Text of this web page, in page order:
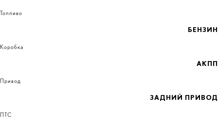
Топливо
БЕНЗИН
Коробка
АКПП
Привод
ЗАДНИЙ ПРИВОД
ПТС